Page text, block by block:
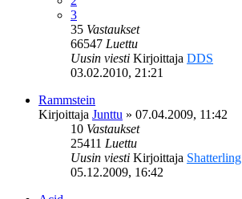
3
35 Vastaukset
66547 Luettu
Uusin viesti Kirjoittaja DDS
03.02.2010, 21:21
Rammstein
Kirjoittaja Junttu » 07.04.2009, 11:42
10 Vastaukset
25411 Luettu
Uusin viesti Kirjoittaja Shatterling
05.12.2009, 16:42